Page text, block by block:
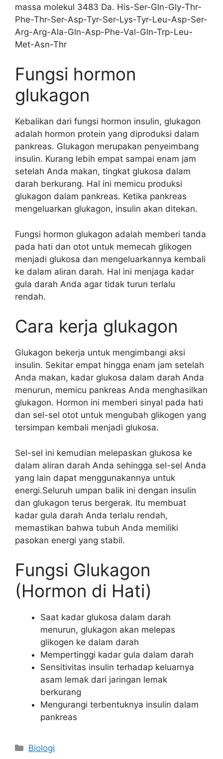
massa molekul 3483 Da. His-Ser-Gln-Gly-Thr-
Phe-Thr-Ser-Asp-Tyr-Ser-Lys-Tyr-Leu-Asp-Ser-
Arg-Arg-Ala-Gln-Asp-Phe-Val-Gln-Trp-Leu-
Met-Asn-Thr
Fungsi hormon
glukagon
Kebalikan dari fungsi hormon insulin, glukagon
adalah hormon protein yang diproduksi dalam
pankreas. Glukagon merupakan penyeimbang
insulin. Kurang lebih empat sampai enam jam
setelah Anda makan, tingkat glukosa dalam
darah berkurang. Hal ini memicu produksi
glukagon dalam pankreas. Ketika pankreas
mengeluarkan glukagon, insulin akan ditekan.
Fungsi hormon glukagon adalah memberi tanda
pada hati dan otot untuk memecah glikogen
menjadi glukosa dan mengeluarkannya kembali
ke dalam aliran darah. Hal ini menjaga kadar
gula darah Anda agar tidak turun terlalu
rendah.
Cara kerja glukagon
Glukagon bekerja untuk mengimbangi aksi
insulin. Sekitar empat hingga enam jam setelah
Anda makan, kadar glukosa dalam darah Anda
menurun, memicu pankreas Anda menghasilkan
glukagon. Hormon ini memberi sinyal pada hati
dan sel-sel otot untuk mengubah glikogen yang
tersimpan kembali menjadi glukosa.
Sel-sel ini kemudian melepaskan glukosa ke
dalam aliran darah Anda sehingga sel-sel Anda
yang lain dapat menggunakannya untuk
energi.Seluruh umpan balik ini dengan insulin
dan glukagon terus bergerak. Itu membuat
kadar gula darah Anda terlalu rendah,
memastikan bahwa tubuh Anda memiliki
pasokan energi yang stabil.
Fungsi Glukagon
(Hormon di Hati)
Saat kadar glukosa dalam darah
menurun, glukagon akan melepas
glikogen ke dalam darah
Mempertinggi kadar gula dalam darah
Sensitivitas insulin terhadap keluarnya
asam lemak dari jaringan lemak
berkurang
Mengurangi terbentuknya insulin dalam
pankreas
Kategori
Biologi